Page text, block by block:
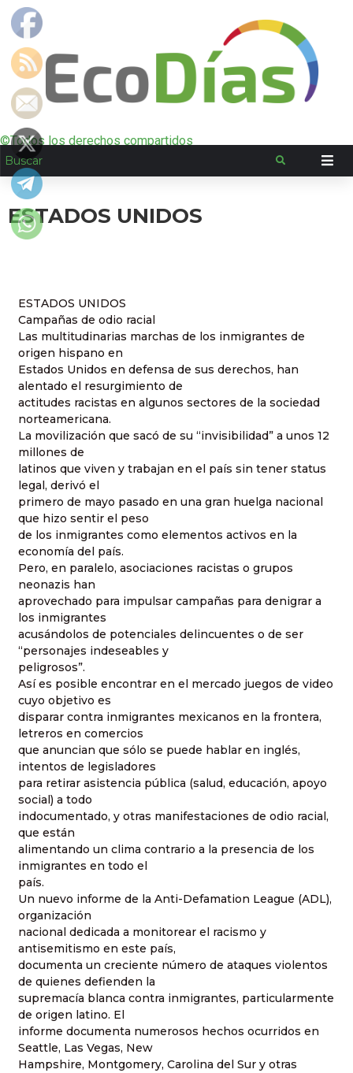
©Todos los derechos compartidos
ESTADOS UNIDOS
ESTADOS UNIDOS
Campañas de odio racial
Las multitudinarias marchas de los inmigrantes de
origen hispano en
Estados Unidos en defensa de sus derechos, han
alentado el resurgimiento de
actitudes racistas en algunos sectores de la sociedad
norteamericana.
La movilización que sacó de su “invisibilidad” a unos 12
millones de
latinos que viven y trabajan en el país sin tener status
legal, derivó el
primero de mayo pasado en una gran huelga nacional
que hizo sentir el peso
de los inmigrantes como elementos activos en la
economía del país.
Pero, en paralelo, asociaciones racistas o grupos
neonazis han
aprovechado para impulsar campañas para denigrar a
los inmigrantes
acusándolos de potenciales delincuentes o de ser
“personajes indeseables y
peligrosos”.
Así es posible encontrar en el mercado juegos de video
cuyo objetivo es
disparar contra inmigrantes mexicanos en la frontera,
letreros en comercios
que anuncian que sólo se puede hablar en inglés,
intentos de legisladores
para retirar asistencia pública (salud, educación, apoyo
social) a todo
indocumentado, y otras manifestaciones de odio racial,
que están
alimentando un clima contrario a la presencia de los
inmigrantes en todo el
país.
Un nuevo informe de la Anti-Defamation League (ADL),
organización
nacional dedicada a monitorear el racismo y
antisemitismo en este país,
documenta un creciente número de ataques violentos
de quienes defienden la
supremacía blanca contra inmigrantes, particularmente
de origen latino. El
informe documenta numerosos hechos ocurridos en
Seattle, Las Vegas, New
Hampshire, Montgomery, Carolina del Sur y otras